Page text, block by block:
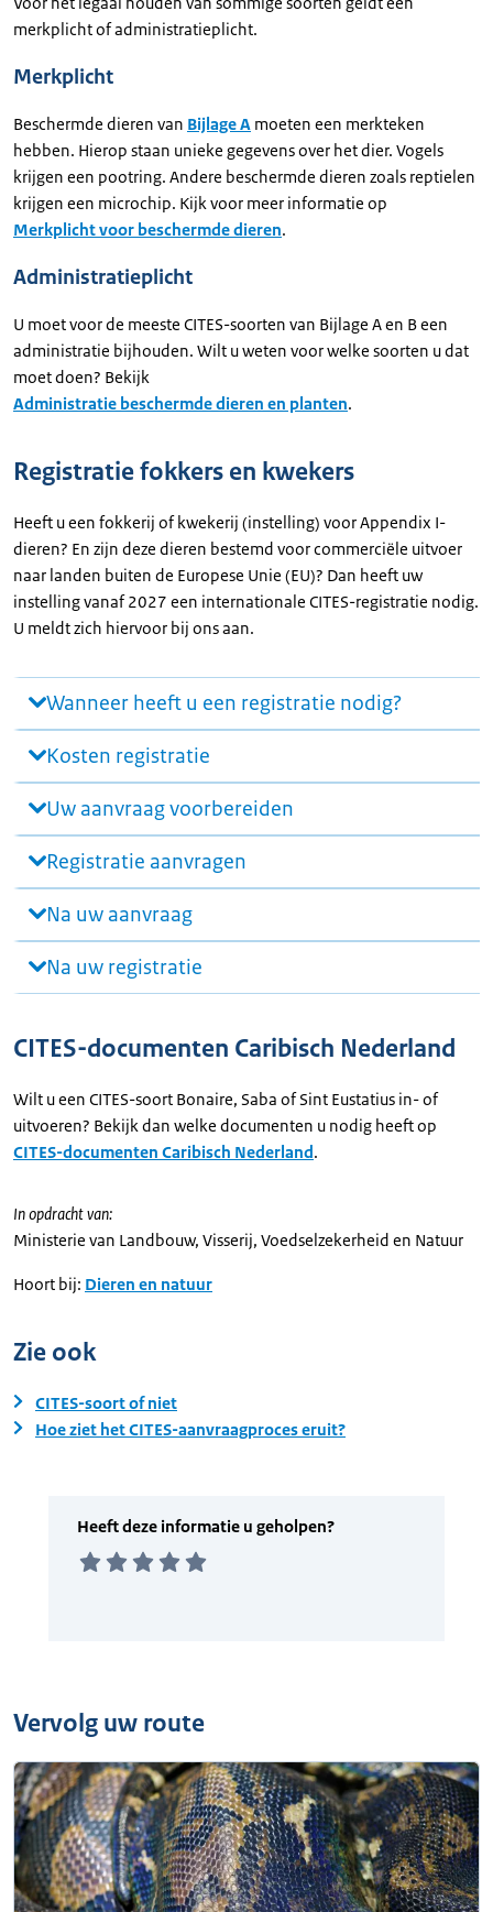
merkplicht of administratieplicht.
Merkplicht
Beschermde dieren van Bijlage A moeten een merkteken
hebben. Hierop staan unieke gegevens over het dier. Vogels
krijgen een pootring. Andere beschermde dieren zoals reptielen
krijgen een microchip. Kijk voor meer informatie op
Merkplicht voor beschermde dieren.
Administratieplicht
U moet voor de meeste CITES-soorten van Bijlage A en B een
administratie bijhouden. Wilt u weten voor welke soorten u dat
moet doen? Bekijk
Administratie beschermde dieren en planten.
Registratie fokkers en kwekers
Heeft u een fokkerij of kwekerij (instelling) voor Appendix I-
dieren? En zijn deze dieren bestemd voor commerciële uitvoer
naar landen buiten de Europese Unie (EU)? Dan heeft uw
instelling vanaf 2027 een internationale CITES-registratie nodig.
U meldt zich hiervoor bij ons aan.
Wanneer heeft u een registratie nodig?
Kosten registratie
Uw aanvraag voorbereiden
Registratie aanvragen
Na uw aanvraag
Na uw registratie
CITES-documenten Caribisch Nederland
Wilt u een CITES-soort Bonaire, Saba of Sint Eustatius in- of
uitvoeren? Bekijk dan welke documenten u nodig heeft op
CITES-documenten Caribisch Nederland.
In opdracht van:
Ministerie van Landbouw, Visserij, Voedselzekerheid en Natuur
Hoort bij: Dieren en natuur
Zie ook
CITES-soort of niet
Hoe ziet het CITES-aanvraagproces eruit?
Vervolg uw route